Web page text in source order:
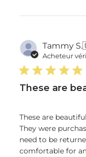
Tammy S.
Acheteur
These are
These are
They were
need to be
comfortable for